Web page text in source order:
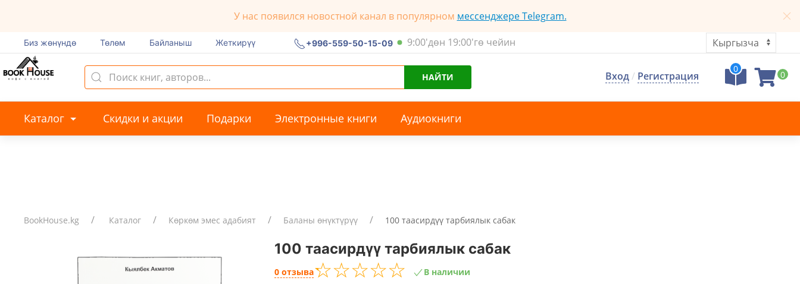
У нас появился новостной канал в популярном мессенджере Telegram.
Биз жөнүндө Төлөм Байланыш Жеткирүү +996-559-50-15-09 9:00'дөн 19:00'гө чейин
НАЙТИ Вход/ Регистрация
0
0
Каталог Скидки и акции Подарки Электронные книги Аудиокниги
BookHouse.kg Каталог Көркөм эмес адабият Баланы өнүктүрүү 100 таасирдүү тарбиялык сабак
100 таасирдүү тарбиялык сабак
0 отзыва☆☆☆☆☆
★★★★★ В наличии